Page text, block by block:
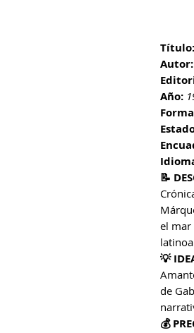
Título:
Autor:
Año:
📝
el mar
💡
de
💰